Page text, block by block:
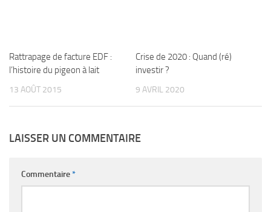
Rattrapage de facture EDF :
l’histoire du pigeon à lait
13 AOÛT 2015
Crise de 2020 : Quand (ré)
investir ?
9 AVRIL 2020
LAISSER UN COMMENTAIRE
Commentaire*